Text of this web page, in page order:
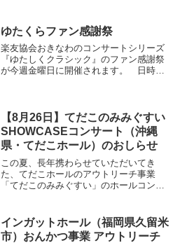
（日）茅ヶ崎市民文化会館（練習室1兼ミ
ニホール）午前の...
ゆたくらファン感謝祭
楽友協会おきなわのコンサートシリーズ
『ゆたしくクラシック』のファン感謝祭
が今週金曜日に開催されます。 日時：
【8月26日】てだこのみみぐすい
SHOWCASEコンサート（沖縄
県・てだこホール）のおしらせ
この夏、長年携わらせていただいてき
た、てだこホールのアウトリーチ事業
「てだこのみみぐすい」のホールコンサ
（土）おひるの部：12時開演ゆうがたの
部：4時開演沖縄県 ...
インガットホール（福岡県久留米
市）おんかつ事業 アウトリーチ